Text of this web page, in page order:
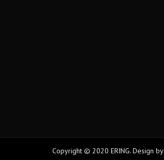
Copyright © 2020 ERING. Design by